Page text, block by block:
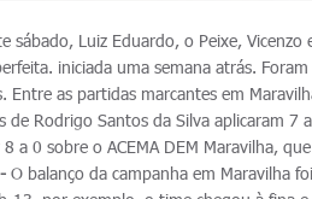
sábado, Luiz Eduardo, o Peixe,
iniciada uma semana atrás.
Entre as partidas marcantes em
de Rodrigo Santos da Silva aplicaram 7
a 0 sobre o ACEMA DEM Maravilha,
O balanço da campanha em Maravilha